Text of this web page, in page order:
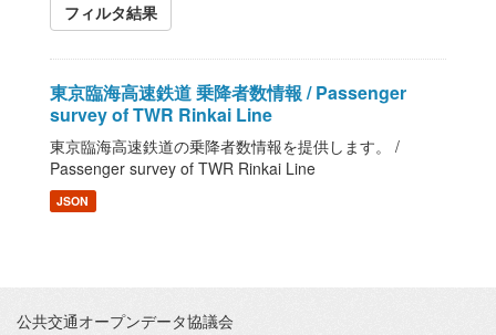
フィルタ結果
東京臨海高速鉄道 乗降者数情報 / Passenger
survey of TWR Rinkai Line
東京臨海高速鉄道の乗降者数情報を提供します。 /
Passenger survey of TWR Rinkai Line
JSON
公共交通オープンデータ協議会